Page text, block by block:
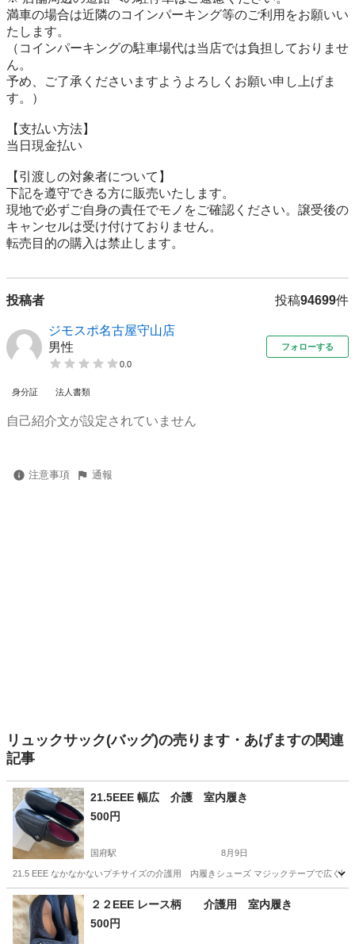
満車の場合は近隣のコインパーキング等のご利用をお願いい
たします。
（コインパーキングの駐車場代は当店では負担しておりませ
ん。
予め、ご了承くださいますようよろしくお願い申し上げま
す。）
【⽀払い⽅法】
当日現金払い
【引渡しの対象者について】
下記を遵守できる⽅に販売いたします。
現地で必ずご⾃⾝の責任でモノをご確認ください。譲受後の
キャンセルは受け付けておりません。
転売⽬的の購⼊は禁⽌します。
投稿者 投稿94699件
ジモスポ名古屋守山店
男性
0.0
フォローする
身分証 法人書類
自己紹介文が設定されていません
注意事項 通報
リュックサック(バッグ)の売ります・あげますの関連
記事
21.5EEE 幅広 介護 室内履き
500円
国府駅 8月9日
21.5 EEE なかなかないプチサイズの介護用 内履きシューズ マジックテープで広く
愛知 豊川市 国府駅 シューズ
２２EEE レース柄 介護用 室内履き
500円